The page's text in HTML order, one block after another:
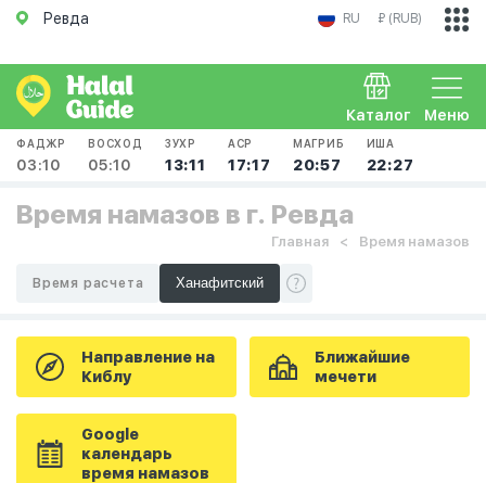
Ревда RU ₽ (RUB)
Меню
Каталог
ФАДЖР
03:10
ВОСХОД
05:10
ЗУХР
13:11
АСР
17:17
МАГРИБ
20:57
ИША
22:27
Время намазов в г. Ревда
Главная Время намазов
Время расчета
Направление на
Киблу
Ближайшие
мечети
Google
календарь
время намазов